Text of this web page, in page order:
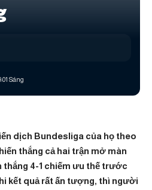
Sáng
dịch Bundesliga của họ theo
thắng cả hai trận mở màn
thắng 4-1 chiếm ưu thế trước
kết quả rất ấn tượng, thì người